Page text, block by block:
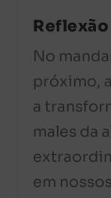
No
próximo,
a
males da
em